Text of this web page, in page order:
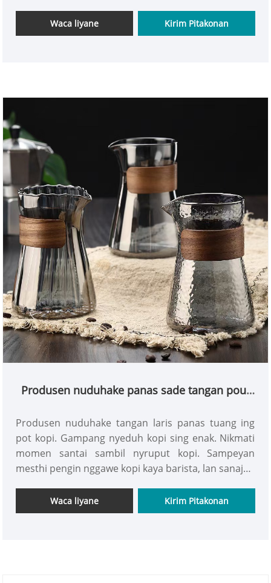
pilihan sing cocog kanggo bisnis apa wae-kita
ngundang para pemilik supaya teka lan milih.
Waca liyane Kirim Pitakonan
Produsen nuduhake panas sade tangan pour
Produsen nuduhake tangan laris panas tuang ing
pot kopi. Gampang nyeduh kopi sing enak. Nikmati
momen santai sambil nyruput kopi. Sampeyan
mesthi pengin nggawe kopi kaya barista, lan sanajan
set peralatan kopi, sampeyan bisa nggawe latte lan
cappuccino sing enak ing omah.
Waca liyane Kirim Pitakonan